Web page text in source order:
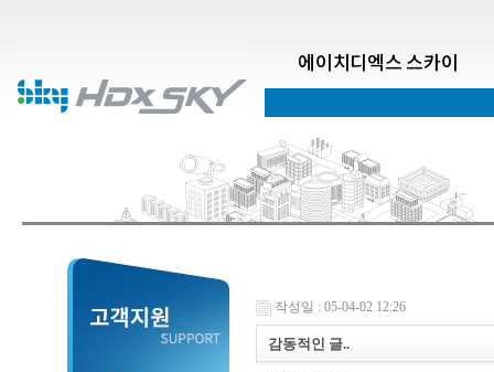
에이치디엑스 스카이
작성일 : 05-04-02 12:26
감동적인 글..